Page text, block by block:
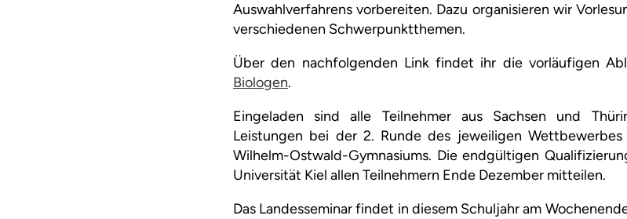
Auswahlverfahrens vorbereiten. Dazu organisieren wir
verschiedenen Schwerpunktthemen.
Über den nachfolgenden Link findet ihr die vorläufigen
Biologen.
Eingeladen sind alle Teilnehmer aus Sachsen und
Leistungen bei der 2. Runde des jeweiligen
Wilhelm-Ostwald-Gymnasiums. Die endgültigen
Universität Kiel allen Teilnehmern Ende Dezember mitteilen.
Das Landesseminar findet in diesem Schuljahr am